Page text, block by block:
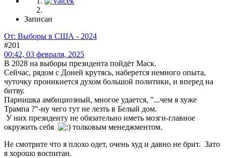
Записан
От: Выборы в США - 2024
#201
00:42, 03 февраля, 2025
В 2028 на выборы президента пойдёт Маск.
Сейчас, рядом с Доней крутясь, наберется немного опыта,
чуточку проникнется духом большой политики, и вперед на
битву.
Парнишка амбициозный, многое удается, "...чем я хуже
Трампа ?"-ну чего тут не лезть в Белый дом.
У них президенту не обязательно иметь мозги-главное
окружить себя
толковым менеджментом.
Не смотрите что я плохо одет, очень худ и давно не брит. Зато
я хорошо воспитан.